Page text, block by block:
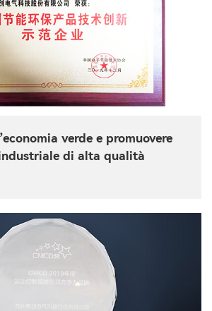
verde e promuovere
di alta qualità